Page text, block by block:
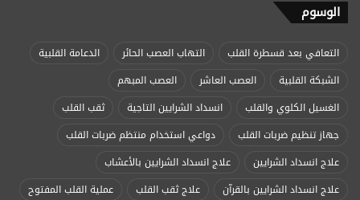
الوسوم
التعافي بعد قسطرة القلب التهاب العصب الحائر
الدعامة القلبية
الشبكة القلبية
العصب العاشر
العصب المبهم
الغسيل الكلوي والقلب
انسداد الشرايين التاجية
ثقب القلب
جهاز تنظيم ضربات القلب
دواعي استخدام منتظم ضربات القلب
علاج انسداد الشرايين
علاج انسداد الشرايين بالأعشاب
علاج انسداد الشرايين بالقرآن
علاج ثقب القلب
عملية القلب المفتوح